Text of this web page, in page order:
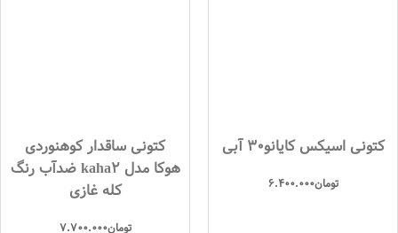
کتونی اسیکس کایانو30 آبی
تومان6.400.000
کتونی ساقدار کوهنوردی
هوکا مدل kaha2 ضدآب رنگ
کله غازی
تومان7.700.000